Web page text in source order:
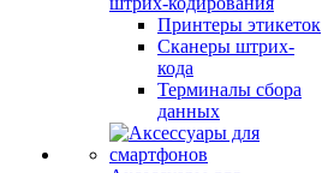
Принтеры этикеток
Сканеры штрих-
кода
Терминалы сбора
данных